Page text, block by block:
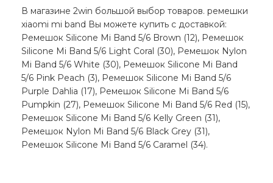
В магазине 2win большой выбор товаров. ремешки
xiaomi mi band Вы можете купить с доставкой:
Ремешок Silicone Mi Band 5/6 Brown (12), Ремешок
Silicone Mi Band 5/6 Light Coral (30), Ремешок Nylon
Mi Band 5/6 White (30), Ремешок Silicone Mi Band
5/6 Pink Peach (3), Ремешок Silicone Mi Band 5/6
Purple Dahlia (17), Ремешок Silicone Mi Band 5/6
Pumpkin (27), Ремешок Silicone Mi Band 5/6 Red (15),
Ремешок Silicone Mi Band 5/6 Kelly Green (31),
Ремешок Nylon Mi Band 5/6 Black Grey (31),
Ремешок Silicone Mi Band 5/6 Caramel (34).